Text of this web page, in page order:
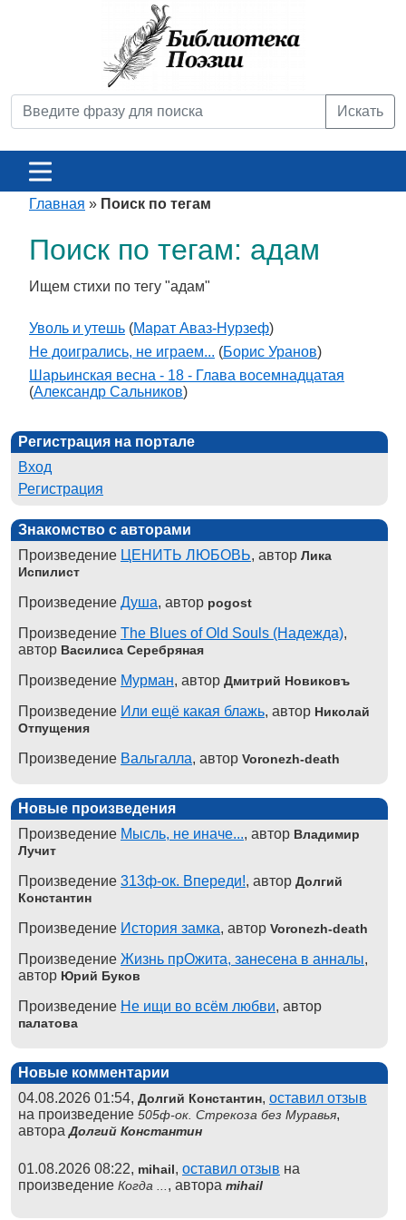
Искать
Главная » Поиск по тегам
Поиск по тегам: адам
Ищем стихи по тегу "адам"
Уволь и утешь (Марат Аваз-Нурзеф)
Не доигрались, не играем... (Борис Уранов)
Шарьинская весна - 18 - Глава восемнадцатая
(Александр Сальников)
Регистрация на портале
Вход
Регистрация
Знакомство с авторами
Произведение ЦЕНИТЬ ЛЮБОВЬ, автор Лика
Испилист
Произведение Душа, автор pogost
Произведение The Blues of Old Souls (Надежда),
автор Василиса Серебряная
Произведение Мурман, автор Дмитрий Новиковъ
Произведение Или ещё какая блажь, автор Николай
Отпущения
Произведение Вальгалла, автор Voronezh-death
Новые произведения
Произведение Мысль, не иначе..., автор Владимир
Лучит
Произведение 313ф-ок. Впереди!, автор Долгий
Константин
Произведение История замка, автор Voronezh-death
Произведение Жизнь прОжита, занесена в анналы,
автор Юрий Буков
Произведение Не ищи во всём любви, автор
палатова
Новые комментарии
04.08.2026 01:54, Долгий Константин, оставил отзыв
на произведение 505ф-ок. Стрекоза без Муравья,
автораДолгий Константин
01.08.2026 08:22, mihail, оставил отзыв на
произведение Когда ... , автора mihail